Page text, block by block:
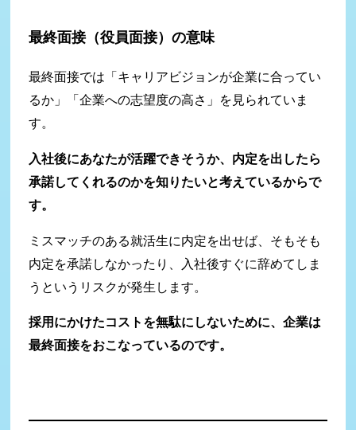
最終面接（役員面接）の意味
最終面接では「キャリアビジョンが企業に合ってい
るか」「企業への志望度の高さ」を見られていま
す。
入社後にあなたが活躍できそうか、内定を出したら
承諾してくれるのかを知りたいと考えているからで
す。
ミスマッチのある就活生に内定を出せば、そもそも
内定を承諾しなかったり、入社後すぐに辞めてしま
うというリスクが発生します。
採用にかけたコストを無駄にしないために、企業は
最終面接をおこなっているのです。